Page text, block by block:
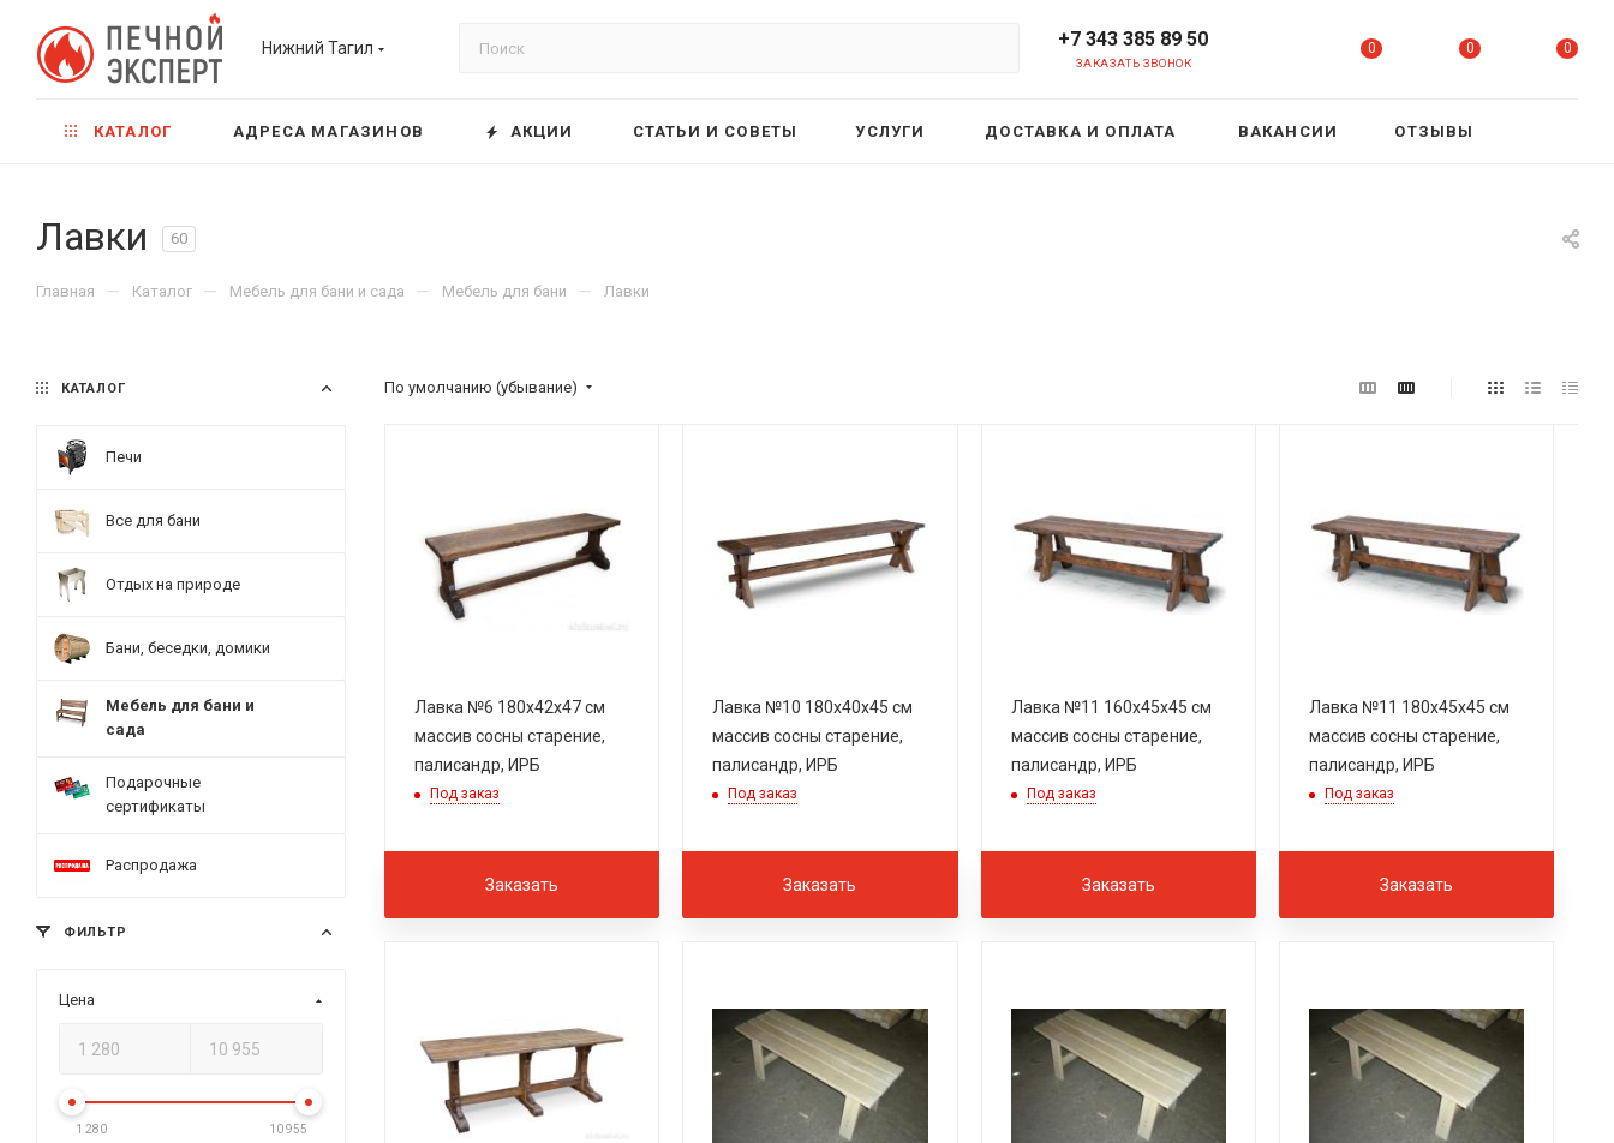
Нижний Тагил +7 343 385 89 50
ЗАКАЗАТЬ ЗВОНОК
0 0 0
КАТАЛОГ АДРЕСА МАГАЗИНОВ АКЦИИ СТАТЬИ И СОВЕТЫ УСЛУГИ ДОСТАВКА И ОПЛАТА ВАКАНСИИ ОТЗЫВЫ
Лавки 60
Главная — Каталог — Мебель для бани и сада — Мебель для бани — Лавки
По умолчанию (убывание)
Лавка №6 180х42х47 см
массив сосны старение,
палисандр, ИРБ
Под заказ
Заказать
Лавка №10 180х40х45 см
массив сосны старение,
палисандр, ИРБ
Под заказ
Заказать
Лавка №11 160х45х45 см
массив сосны старение,
палисандр, ИРБ
Под заказ
Заказать
Лавка №11 180х45х45 см
массив сосны старение,
палисандр, ИРБ
Под заказ
Заказать
КАТАЛОГ
Печи
Все для бани
Отдых на природе
Бани, беседки, домики
Мебель для бани и
сада
Подарочные
сертификаты
Распродажа
ФИЛЬТР
Цена
1 280 10 955